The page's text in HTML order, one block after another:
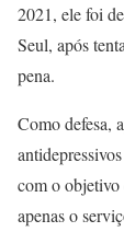
2021, ele foi
Seul, após
pena.
Como defesa,
com o objetivo
apenas o